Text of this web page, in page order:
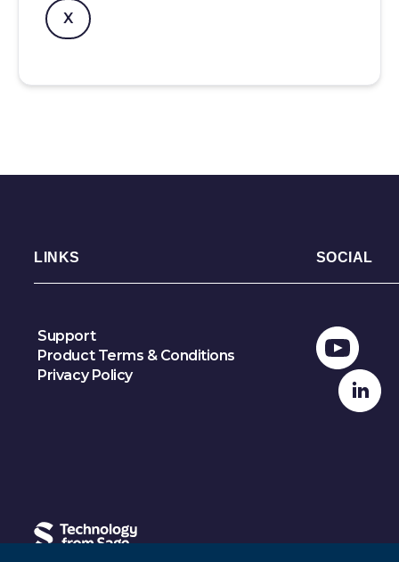
X
LINKS
Support
Product Terms & Conditions
Privacy Policy
SOCIAL